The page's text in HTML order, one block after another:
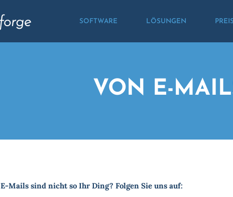
SOFTWARE LÖSUNGEN
VON E-
E-Mails sind nicht so Ihr Ding? Folgen Sie uns auf: